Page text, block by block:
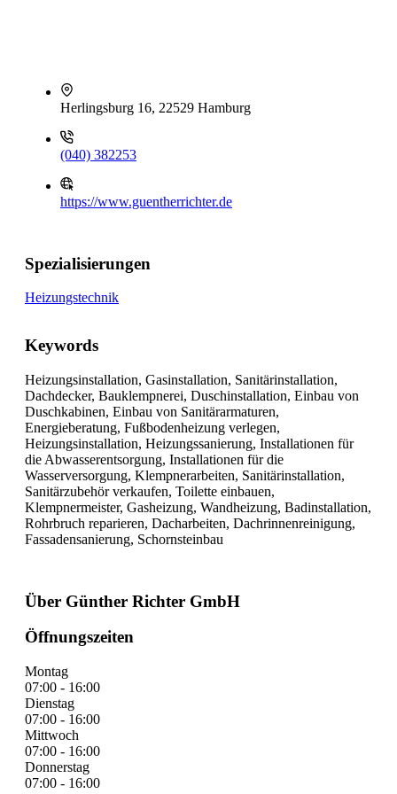
Herlingsburg 16, 22529 Hamburg
(040) 382253
https://www.guentherrichter.de
Spezialisierungen
Heizungstechnik
Keywords
Heizungsinstallation, Gasinstallation, Sanitärinstallation,
Dachdecker, Bauklempnerei, Duschinstallation, Einbau von
Duschkabinen, Einbau von Sanitärarmaturen,
Energieberatung, Fußbodenheizung verlegen,
Heizungsinstallation, Heizungssanierung, Installationen für
die Abwasserentsorgung, Installationen für die
Wasserversorgung, Klempnerarbeiten, Sanitärinstallation,
Sanitärzubehör verkaufen, Toilette einbauen,
Klempnermeister, Gasheizung, Wandheizung, Badinstallation,
Rohrbruch reparieren, Dacharbeiten, Dachrinnenreinigung,
Fassadensanierung, Schornsteinbau
Über Günther Richter GmbH
Öffnungszeiten
Montag
07:00 - 16:00
Dienstag
07:00 - 16:00
Mittwoch
07:00 - 16:00
Donnerstag
07:00 - 16:00